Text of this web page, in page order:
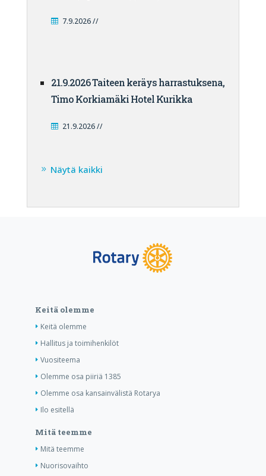
7.9.2026 //
21.9.2026 Taiteen keräys harrastuksena,
Timo Korkiamäki Hotel Kurikka
21.9.2026 //
Näytä kaikki
Keitä olemme
Keitä olemme
Hallitus ja toimihenkilöt
Vuositeema
Olemme osa piiriä 1385
Olemme osa kansainvälistä Rotarya
Ilo esitellä
Mitä teemme
Mitä teemme
Nuorisovaihto